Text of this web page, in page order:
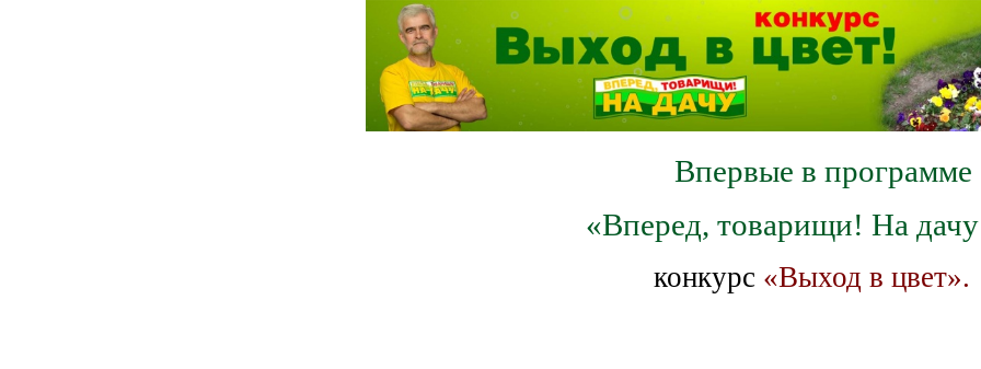
Впервые в программе
«Вперед, товарищи! На
конкурс «Выход в цвет».